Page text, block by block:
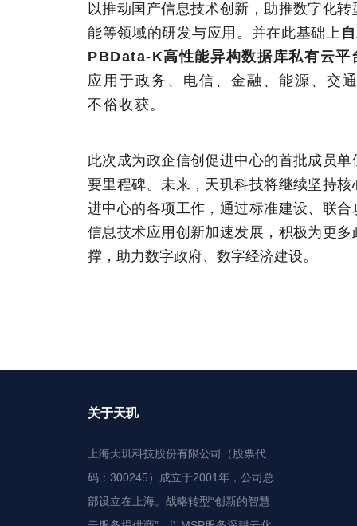
以推动国产信息技术创新，助推数字化
能等领域的研发与应用。并在此基础上
PBData-K高性能异构数据库私有云
应用于政务、电信、金融、能源、交
不俗收获。
此次成为政企信创促进中心的首批成员
要里程碑。未来，天玑科技将继续坚持
进中心的各项工作，通过标准建设、联
信息技术应用创新加速发展，积极为更
撑，助力数字政府、数字经济建设。
关于天玑
上海天玑科技股份有限公司（股票代
码：300245）成立于2001年，公司总
部设立在上海。战略转型“创新的智慧